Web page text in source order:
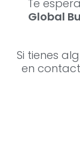
Te
Global
Si tienes
en